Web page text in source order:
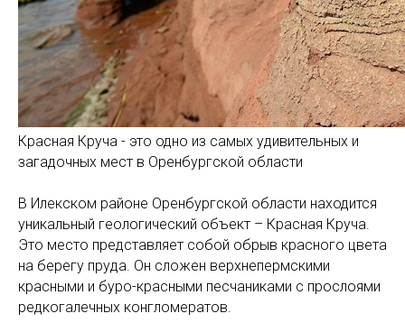
Красная Круча - это одно из самых удивительных и
загадочных мест в Оренбургской области
В Илекском районе Оренбургской области находится
уникальный геологический объект – Красная Круча.
Это место представляет собой обрыв красного цвета
на берегу пруда. Он сложен верхнепермскими
красными и буро-красными песчаниками с прослоями
редкогалечных конгломератов.